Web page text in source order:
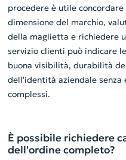
procedere è utile
dimensione del marchio,
della maglietta e richiedere
servizio clienti può indicare
buona visibilità, durabilità
dell'identità aziendale
complessi.
È possibile richiedere
dell'ordine completo?